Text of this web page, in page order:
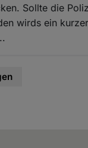
Sollte die
wirds ein kurzer